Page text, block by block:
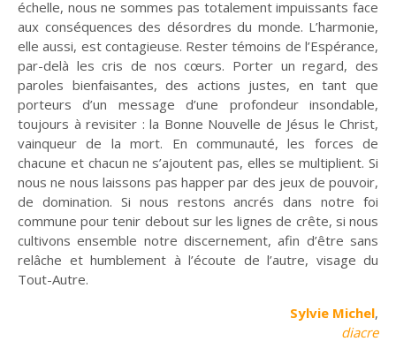
Culture Pour respirer
Événements -
actualité
Lire, toucher, sentir Crèches et mystères
D'un monde à l'Autre
échelle, nous ne sommes pas totalement impuissants face
aux conséquences des désordres du monde. L’harmonie,
elle aussi, est contagieuse. Rester témoins de l’Espérance,
par-delà les cris de nos cœurs. Porter un regard, des
paroles bienfaisantes, des actions justes, en tant que
porteurs d’un message d’une profondeur insondable,
toujours à revisiter : la Bonne Nouvelle de Jésus le Christ,
vainqueur de la mort. En communauté, les forces de
chacune et chacun ne s’ajoutent pas, elles se multiplient. Si
nous ne nous laissons pas happer par des jeux de pouvoir,
de domination. Si nous restons ancrés dans notre foi
commune pour tenir debout sur les lignes de crête, si nous
cultivons ensemble notre discernement, afin d’être sans
relâche et humblement à l’écoute de l’autre, visage du
Tout-Autre.
Sylvie Michel,
diacre